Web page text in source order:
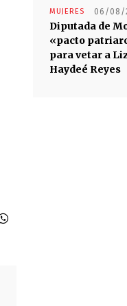
MUJERES 06/08/
Diputada de
«pacto
para vetar a
Haydeé Reyes